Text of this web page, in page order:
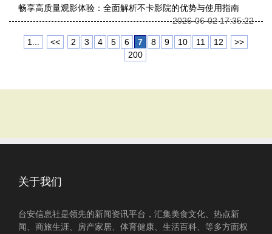
畅享高质量观影体验：全面解析不卡影院的优势与使用指南
2026-06-02 17:35:22
1... << 2 3 4 5 6 7 8 9 10 11 12
>>
200
关于我们
台安信息社是领先的新闻资讯平台，汇集美食文化、热点新
闻、商旅生涯、房产家居、体育健康、生活百科、等多方面权